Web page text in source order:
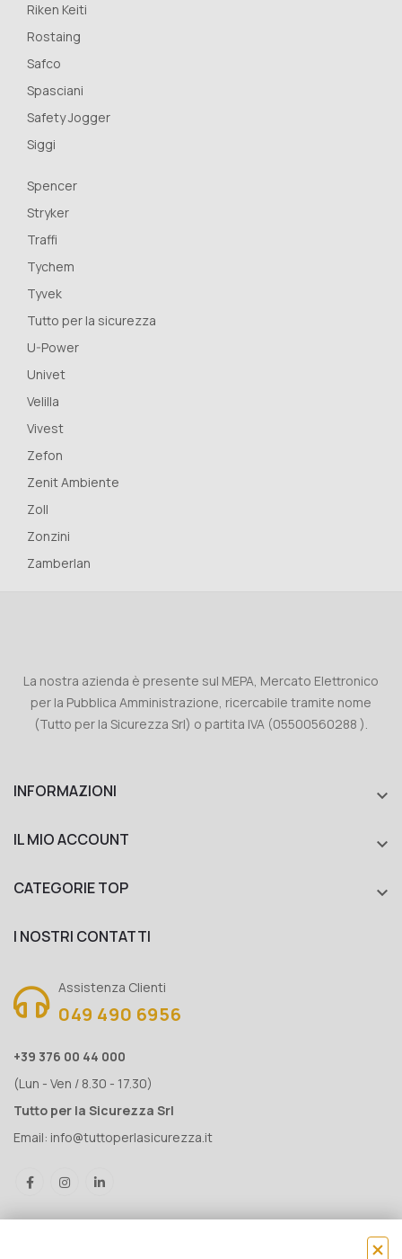
Riken Keiti
Rostaing
Safco
Spasciani
Safety Jogger
Siggi
Spencer
Stryker
Traffi
Tychem
Tyvek
Tutto per la sicurezza
U-Power
Univet
Velilla
Vivest
Zefon
Zenit Ambiente
Zoll
Zonzini
Zamberlan
La nostra azienda è presente sul MEPA, Mercato Elettronico
per la Pubblica Amministrazione, ricercabile tramite nome
(Tutto per la Sicurezza Srl) o partita IVA (05500560288 ).
INFORMAZIONI 
IL MIO ACCOUNT 
CATEGORIE TOP 
I NOSTRI CONTATTI
Assistenza Clienti
049 490 6956
+39 376 00 44 000
(Lun - Ven / 8.30 - 17.30)
Tutto per la Sicurezza Srl
Email: info@tuttoperlasicurezza.it